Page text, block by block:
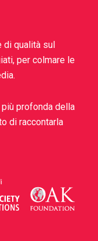
qualità sul
per colmare le
profonda della
di raccontarla